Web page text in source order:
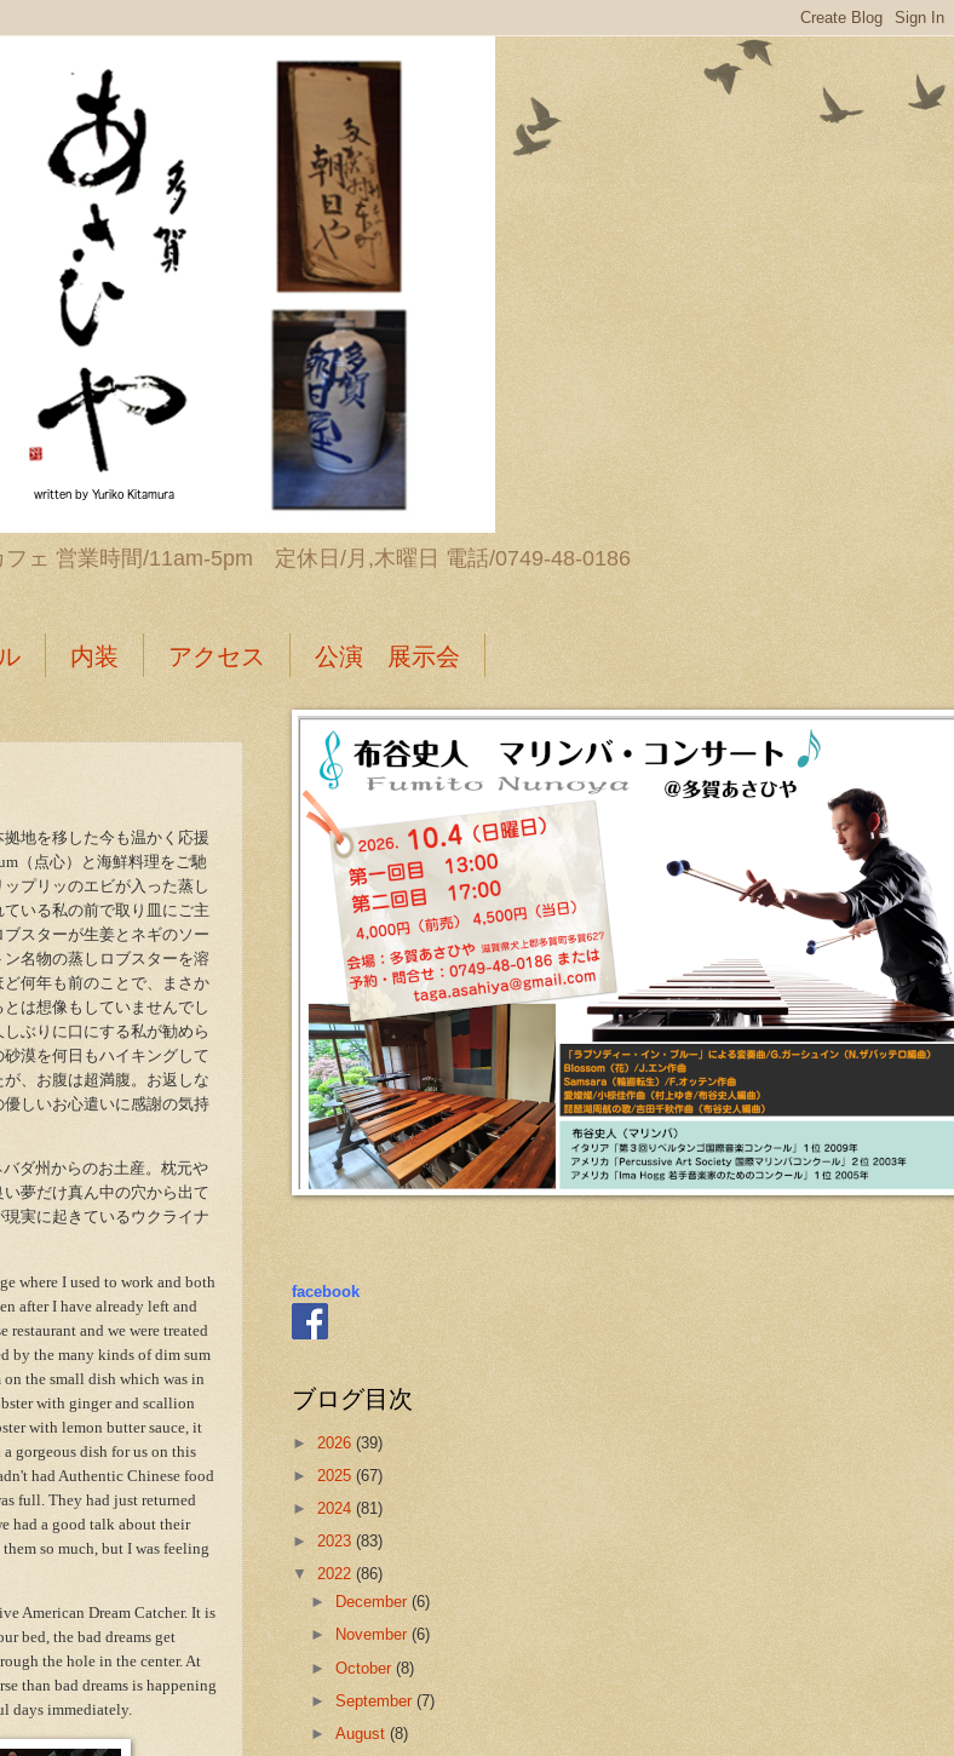
ェ 営業時間/11am-5pm 定休日/月,木曜日 電話/0749-48-0186
内装 アクセス 公演 展示会
地を移した今も温かく応援
（点心）と海鮮料理をご馳
プリッのエビが入った蒸し
いる私の前で取り皿にご主
スターが生姜とネギのソー
名物の蒸しロブスターを溶
何年も前のことで、まさか
は想像もしていませんでし
ぶりに口にする私が勧めら
漠を何日もハイキングして
、お腹は超満腹。お返しな
しいお心遣いに感謝の気持
ダ州からのお土産。枕元や
夢だけ真ん中の穴から出て
実に起きているウクライナ
where I used to work and both
after I have already left and
restaurant and we were treated
by the many kinds of dim sum
the small dish which was in
with ginger and scallion
with lemon butter sauce, it
gorgeous dish for us on this
had Authentic Chinese food
full. They had just returned
had a good talk about their
so much, but I was feeling
American Dream Catcher. It is
bed, the bad dreams get
the hole in the center. At
than bad dreams is happening
days immediately.
facebook
ブログ目次
► 2026 (39)
► 2025 (67)
► 2024 (81)
► 2023 (83)
▼ 2022 (86)
►
December(6)
►
November(6)
►October(8)
►September(7)
►August(8)